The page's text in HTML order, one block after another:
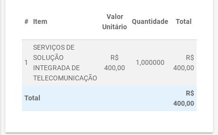
# Item
Valor
Unitário
Quantidade Total
1
SERVIÇOS DE
SOLUÇÃO
INTEGRADA DE
TELECOMUNICAÇÃO
R$
400,00
1,000000
R$
400,00
Total
R$
400,00